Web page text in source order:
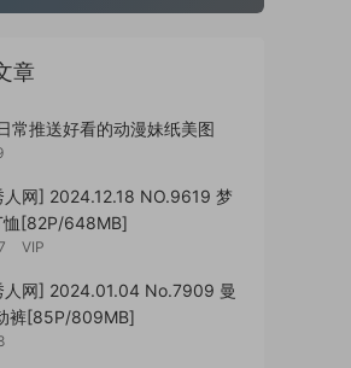
章
常推送好看的动漫妹纸美图
人网] 2024.12.18 NO.9619 梦
恤[82P/648MB]
VIP
人网] 2024.01.04 No.7909 曼
裤[85P/809MB]